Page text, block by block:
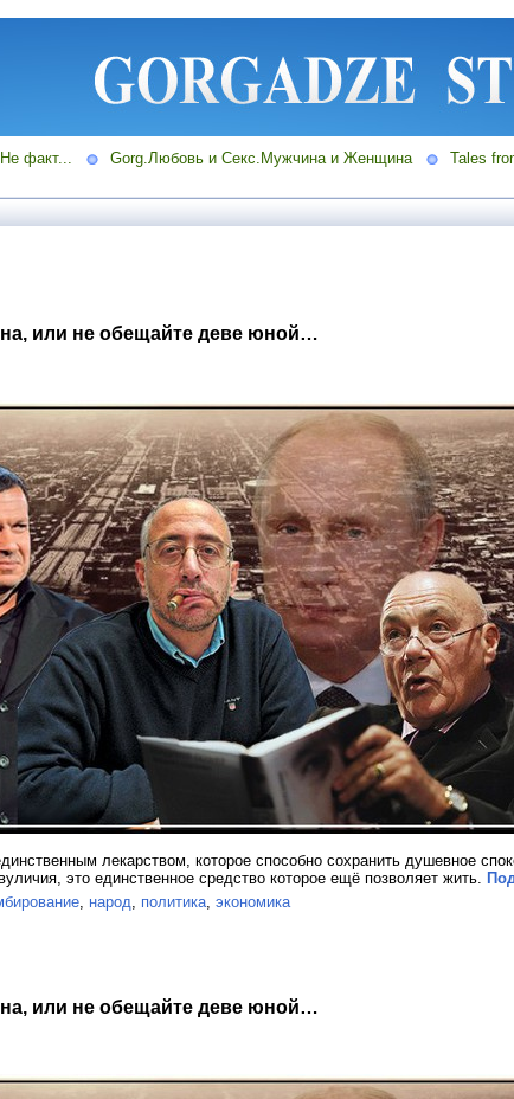
факт... Gorg.Любовь и Секс.Мужчина и Женщина Tales
или не обещайте деве юной…
лекарством, которое способно сохранить душевное
это единственное средство которое ещё позволяет жить.
, народ, политика, экономика
или не обещайте деве юной…